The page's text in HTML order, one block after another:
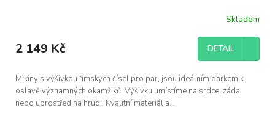
produktu
je
z
5
hvězdiček.
Skladem
2 149 Kč DETAIL
Mikiny s výšivkou římských čísel pro pár, jsou ideálním dárkem k
oslavě významných okamžiků. Výšivku umístíme na srdce, záda
nebo uprostřed na hrudi. Kvalitní materiál a...